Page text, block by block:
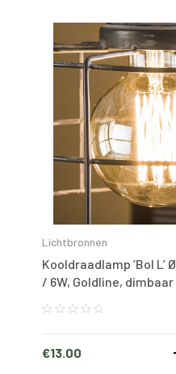
Lichtbronnen
Kooldraadlamp ‘Bol L’
/ 6W, Goldline, dimbaar
€13.00